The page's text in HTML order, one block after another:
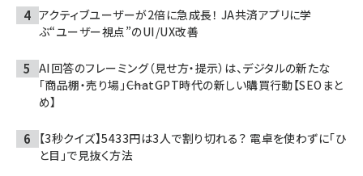
アクティブユーザーが2倍に急成長！ JA共済アプリに学
ぶ“ユーザー視点”のUI/UX改善
AI回答のフレーミング（見せ方・提示）は、デジタルの新たな
「商品棚・売り場」――ChatGPT時代の新しい購買行動【SEOまと
め】
【3秒クイズ】5433円は3人で割り切れる？ 電卓を使わずに「ひ
と目」で見抜く方法